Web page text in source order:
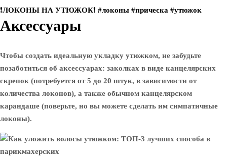
❗️ЛОКОНЫ НА УТЮЖОК❗️ #локоны #прическа #утюжок
Аксессуары
Чтобы создать идеальную укладку утюжком, не забудьте
позаботиться об аксессуарах: заколках в виде канцелярских
скрепок (потребуется от 5 до 20 штук, в зависимости от
количества локонов), а также обычном канцелярском
карандаше (поверьте, но вы можете сделать им симпатичные
локоны).